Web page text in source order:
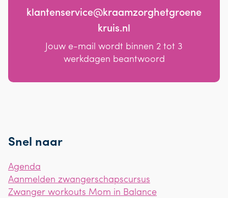
klantenservice@kraamzorghetgroene
kruis.nl
Jouw e-mail wordt binnen 2 tot 3
werkdagen beantwoord
Snel naar
Agenda
Aanmelden zwangerschapscursus
Zwanger workouts Mom in Balance